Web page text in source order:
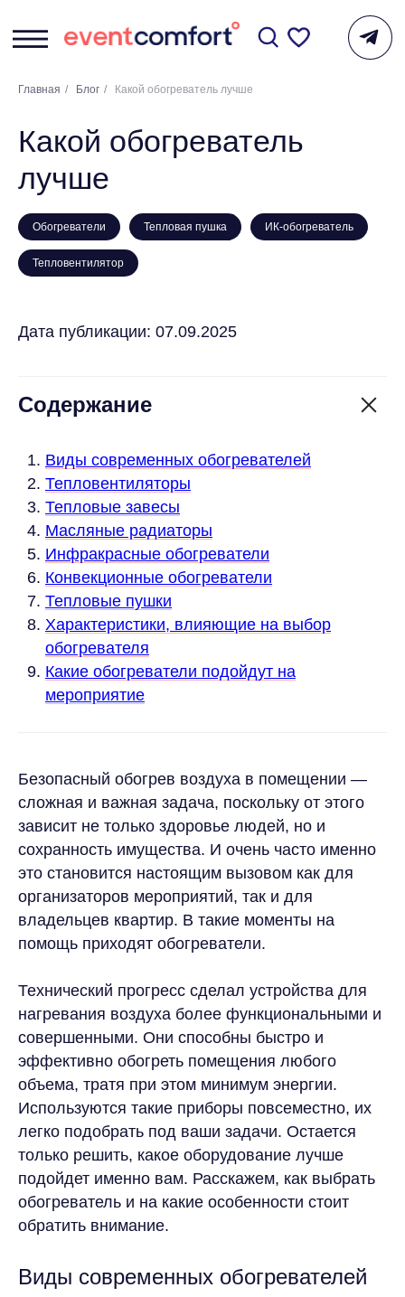
Главная / Блог / Какой обогреватель лучше
Какой обогреватель
лучше
Обогреватели Тепловая пушка ИК-обогреватель
Тепловентилятор
Дата публикации: 07.09.2025
Содержание
Виды современных обогревателей
Тепловентиляторы
Тепловые завесы
Масляные радиаторы
Инфракрасные обогреватели
Конвекционные обогреватели
Тепловые пушки
Характеристики, влияющие на выбор
обогревателя
Какие обогреватели подойдут на
мероприятие
Безопасный обогрев воздуха в помещении —
сложная и важная задача, поскольку от этого
зависит не только здоровье людей, но и
сохранность имущества. И очень часто именно
это становится настоящим вызовом как для
организаторов мероприятий, так и для
владельцев квартир. В такие моменты на
помощь приходят обогреватели.
Технический прогресс сделал устройства для
нагревания воздуха более функциональными и
совершенными. Они способны быстро и
эффективно обогреть помещения любого
объема, тратя при этом минимум энергии.
Используются такие приборы повсеместно, их
легко подобрать под ваши задачи. Остается
только решить, какое оборудование лучше
подойдет именно вам. Расскажем, как выбрать
обогреватель и на какие особенности стоит
обратить внимание.
Виды современных обогревателей